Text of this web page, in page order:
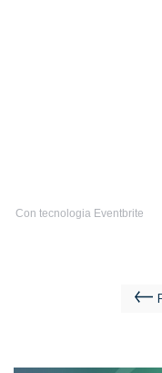
Con tecnologia Eventbrite
Navigazione